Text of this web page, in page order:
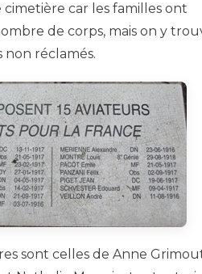
cimetière car les familles ont
de corps, mais on y
non réclamés.
sont celles de Anne